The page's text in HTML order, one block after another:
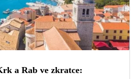
a Rab ve zkratce: